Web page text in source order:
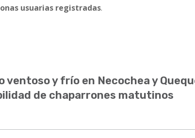
usuarias registradas.
ventoso y frío en Necochea y
de chaparrones matutinos